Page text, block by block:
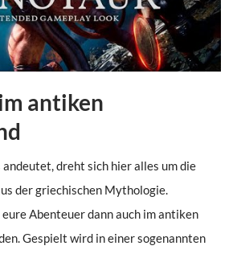
antiken
dreht sich hier alles um die
der griechischen Mythologie.
Abenteuer dann auch im antiken
Gespielt wird in einer sogenannten